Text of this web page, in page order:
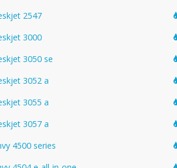
2547
3000
3050 se
3052 a
3055 a
3057 a
4500 series